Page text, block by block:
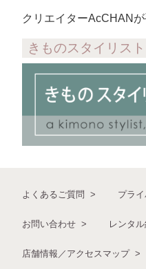
クリエイターAcCHAN
きものスタイリス
よくあるご質問 プラ
お問い合わせ レンタ
店舗情報／アクセスマップ